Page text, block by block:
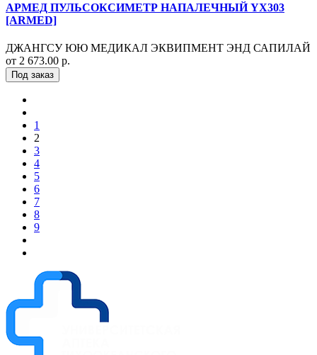
АРМЕД ПУЛЬСОКСИМЕТР НАПАЛЕЧНЫЙ YX303
[ARMED]
ДЖАНГСУ ЮЮ МЕДИКАЛ ЭКВИПМЕНТ ЭНД САПИЛАЙ
от 2 673.00 р.
Под заказ
1
2
3
4
5
6
7
8
9